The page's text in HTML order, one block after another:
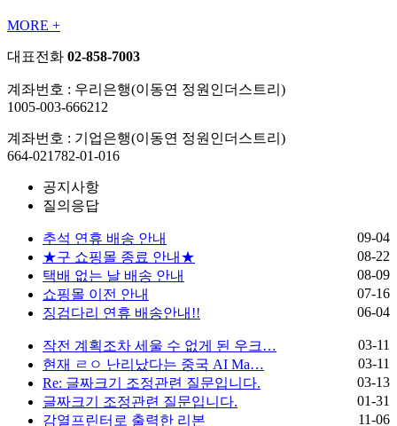
MORE +
대표전화 02-858-7003
계좌번호 : 우리은행(이동연 정원인더스트리)
1005-003-666212
계좌번호 : 기업은행(이동연 정원인더스트리)
664-021782-01-016
공지사항
질의응답
추석 연휴 배송 안내
09-04
★구 쇼핑몰 종료 안내★
08-22
택배 없는 날 배송 안내
08-09
쇼핑몰 이전 안내
07-16
징검다리 연휴 배송안내!!
06-04
작전 계획조차 세울 수 없게 된 우크…
03-11
현재 ㄹㅇ 난리났다는 중국 AI Ma…
03-11
Re: 글짜크기 조정관련 질문입니다.
03-13
글짜크기 조정관련 질문입니다.
01-31
감열프린터로 출력한 리본
11-06